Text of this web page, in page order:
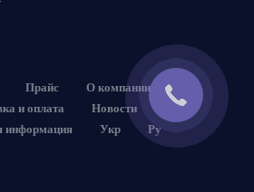
Прайс
О компании
и оплата
Новости
информация
Укр Ру